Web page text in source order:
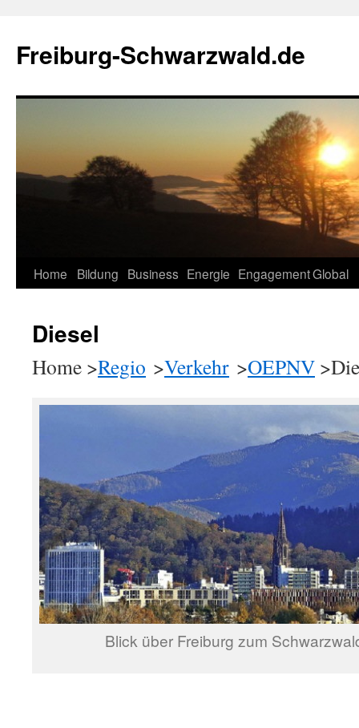
springen
Freiburg-Schwarzwald.de
Home Bildung Business Energie EngagementGlobal
Diesel
Home >Regio >Verkehr >OEPNV
Blick über Freiburg zum